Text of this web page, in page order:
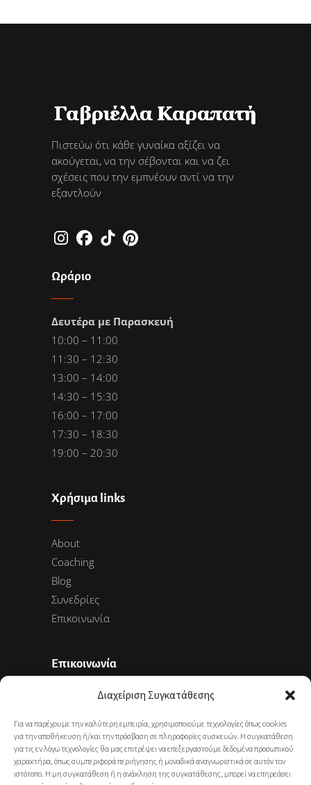
Διαχείριση Συγκατάθεσης
Για να παρέχουμε την καλύτερη εμπειρία, χρησιμοποιούμε τεχνολογίες όπως cookies
για την αποθήκευση ή/και την πρόσβαση σε πληροφορίες συσκευών. Η συγκατάθεση
για τις εν λόγω τεχνολογίες θα μας επιτρέψει να επεξεργαστούμε δεδομένα προσωπικού
χαρακτήρα, όπως συμπεριφορά περιήγησης ή μοναδικά αναγνωριστικά σε αυτόν τον
ιστότοπο. Η μη συγκατάθεση ή η ανάκληση της συγκατάθεσης, μπορεί να επηρεάσει
Πιστεύω ότι κάθε γυναίκα αξίζει να
ακούγεται, να την σέβονται και να ζει
σχέσεις που την εμπνέουν αντί να την
εξαντλούν
Ωράριο
Δευτέρα με Παρασκευή
10:00 – 11:00
11:30 – 12:30
13:00 – 14:00
14:30 – 15:30
16:00 – 17:00
17:30 – 18:30
19:00 – 20:30
Χρήσιμα links
About
Coaching
Blog
Συνεδρίες
Επικοινωνία
Επικοινωνία
+30 6977 281 886
info@gkarapati.gr